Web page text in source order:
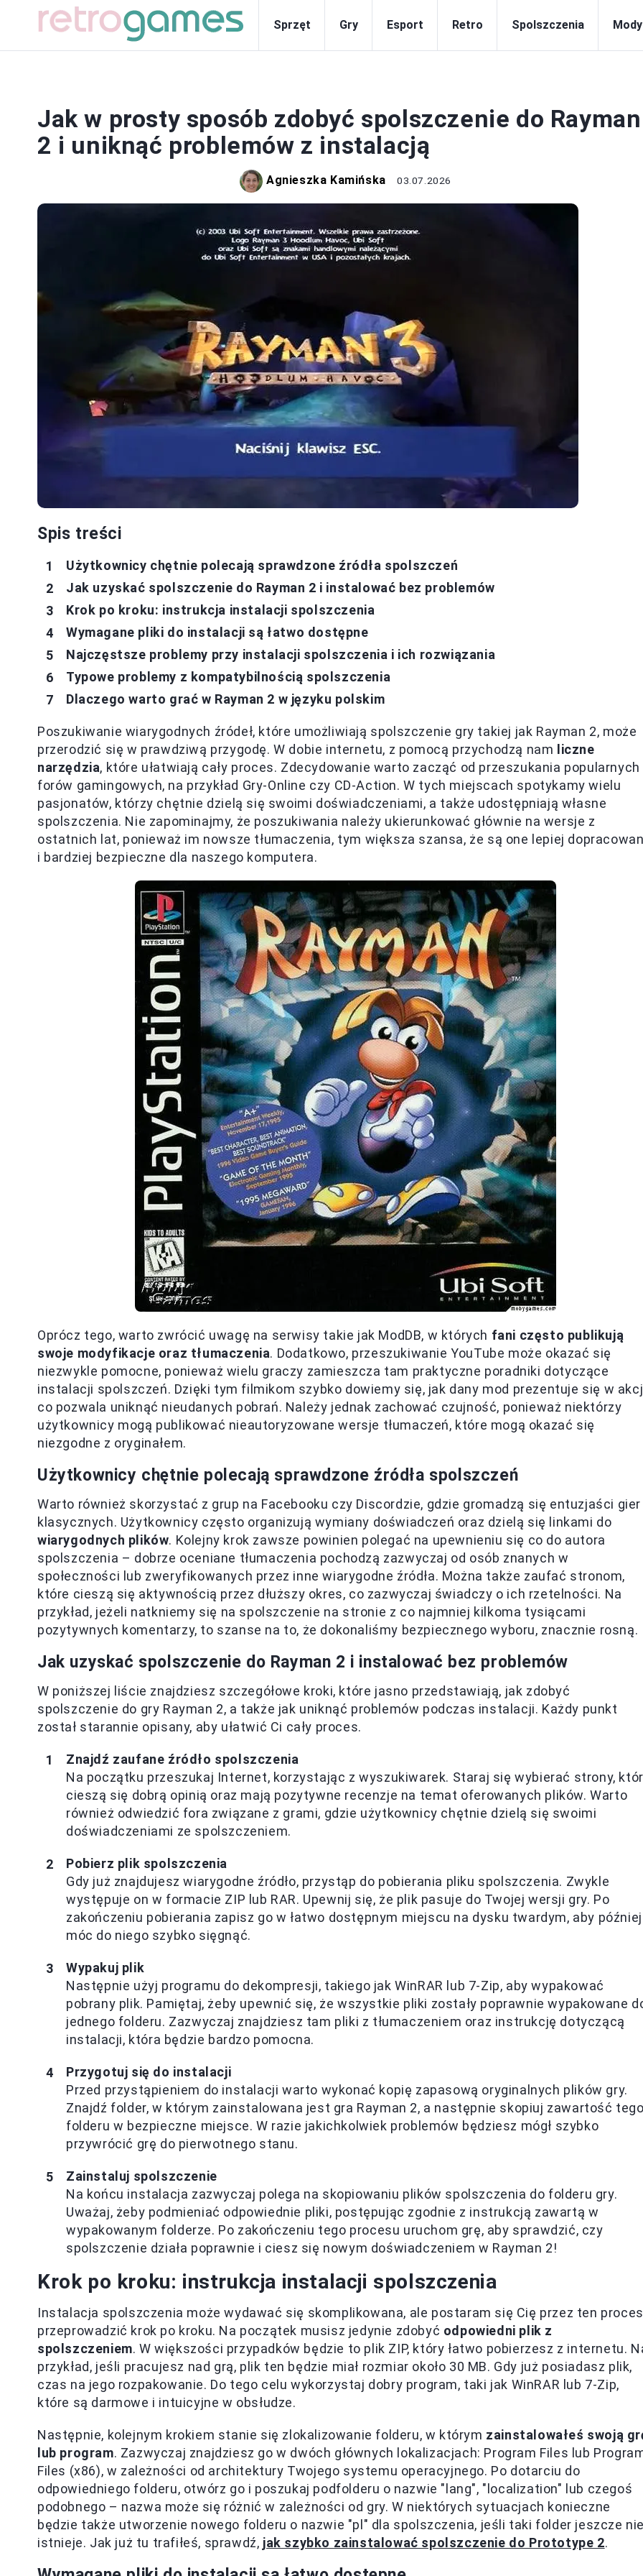
Sprzęt Gry Esport Retro Spolszczenia Mody
Jak w prosty sposób zdobyć spolszczenie do Rayman
2 i uniknąć problemów z instalacją
Agnieszka Kamińska 03.07.2026
Spis treści
Użytkownicy chętnie polecają sprawdzone źródła spolszczeń
Jak uzyskać spolszczenie do Rayman 2 i instalować bez problemów
Krok po kroku: instrukcja instalacji spolszczenia
Wymagane pliki do instalacji są łatwo dostępne
Najczęstsze problemy przy instalacji spolszczenia i ich rozwiązania
Typowe problemy z kompatybilnością spolszczenia
Dlaczego warto grać w Rayman 2 w języku polskim
Poszukiwanie wiarygodnych źródeł, które umożliwiają spolszczenie gry takiej jak Rayman 2, może
przerodzić się w prawdziwą przygodę. W dobie internetu, z pomocą przychodzą nam
liczne
narzędzia, które ułatwiają cały proces. Zdecydowanie warto zacząć od przeszukania popularnych
forów gamingowych, na przykład Gry-Online czy CD-Action. W tych miejscach spotykamy wielu
pasjonatów, którzy chętnie dzielą się swoimi doświadczeniami, a także udostępniają własne
spolszczenia. Nie zapominajmy, że poszukiwania należy ukierunkować głównie na wersje z
ostatnich lat, ponieważ im nowsze tłumaczenia, tym większa szansa, że są one lepiej
i bardziej bezpieczne dla naszego komputera.
Oprócz tego, warto zwrócić uwagę na serwisy takie jak ModDB, w których fani często publikują
swoje modyfikacje oraz tłumaczenia. Dodatkowo, przeszukiwanie YouTube może okazać się
niezwykle pomocne, ponieważ wielu graczy zamieszcza tam praktyczne poradniki dotyczące
instalacji spolszczeń. Dzięki tym filmikom szybko dowiemy się, jak dany mod prezentuje się w
co pozwala uniknąć nieudanych pobrań. Należy jednak zachować czujność, ponieważ niektórzy
użytkownicy mogą publikować nieautoryzowane wersje tłumaczeń, które mogą okazać się
niezgodne z oryginałem.
Użytkownicy chętnie polecają sprawdzone źródła spolszczeń
Warto również skorzystać z grup na Facebooku czy Discordzie, gdzie gromadzą się entuzjaści gier
klasycznych. Użytkownicy często organizują wymiany doświadczeń oraz dzielą się linkami do
wiarygodnych plików. Kolejny krok zawsze powinien polegać na upewnieniu się co do autora
spolszczenia – dobrze oceniane tłumaczenia pochodzą zazwyczaj od osób znanych w
społeczności lub zweryfikowanych przez inne wiarygodne źródła. Można także zaufać stronom,
które cieszą się aktywnością przez dłuższy okres, co zazwyczaj świadczy o ich rzetelności. Na
przykład, jeżeli natkniemy się na spolszczenie na stronie z co najmniej kilkoma tysiącami
pozytywnych komentarzy, to szanse na to, że dokonaliśmy bezpiecznego wyboru, znacznie rosną.
Jak uzyskać spolszczenie do Rayman 2 i instalować bez problemów
W poniższej liście znajdziesz szczegółowe kroki, które jasno przedstawiają, jak zdobyć
spolszczenie do gry Rayman 2, a także jak uniknąć problemów podczas instalacji. Każdy punkt
został starannie opisany, aby ułatwić Ci cały proces.
Znajdź zaufane źródło spolszczenia
Na początku przeszukaj Internet, korzystając z wyszukiwarek. Staraj się wybierać strony,
cieszą się dobrą opinią oraz mają pozytywne recenzje na temat oferowanych plików. Warto
również odwiedzić fora związane z grami, gdzie użytkownicy chętnie dzielą się swoimi
doświadczeniami ze spolszczeniem.
Pobierz plik spolszczenia
Gdy już znajdujesz wiarygodne źródło, przystąp do pobierania pliku spolszczenia. Zwykle
występuje on w formacie ZIP lub RAR. Upewnij się, że plik pasuje do Twojej wersji gry. Po
zakończeniu pobierania zapisz go w łatwo dostępnym miejscu na dysku twardym, aby później
móc do niego szybko sięgnąć.
Wypakuj plik
Następnie użyj programu do dekompresji, takiego jak WinRAR lub 7-Zip, aby wypakować
pobrany plik. Pamiętaj, żeby upewnić się, że wszystkie pliki zostały poprawnie wypakowane
jednego folderu. Zazwyczaj znajdziesz tam pliki z tłumaczeniem oraz instrukcję dotyczącą
instalacji, która będzie bardzo pomocna.
Przygotuj się do instalacji
Przed przystąpieniem do instalacji warto wykonać kopię zapasową oryginalnych plików gry.
Znajdź folder, w którym zainstalowana jest gra Rayman 2, a następnie skopiuj zawartość
folderu w bezpieczne miejsce. W razie jakichkolwiek problemów będziesz mógł szybko
przywrócić grę do pierwotnego stanu.
Zainstaluj spolszczenie
Na końcu instalacja zazwyczaj polega na skopiowaniu plików spolszczenia do folderu gry.
Uważaj, żeby podmieniać odpowiednie pliki, postępując zgodnie z instrukcją zawartą w
wypakowanym folderze. Po zakończeniu tego procesu uruchom grę, aby sprawdzić, czy
spolszczenie działa poprawnie i ciesz się nowym doświadczeniem w Rayman 2!
Krok po kroku: instrukcja instalacji spolszczenia
Instalacja spolszczenia może wydawać się skomplikowana, ale postaram się Cię przez ten proces
przeprowadzić krok po kroku. Na początek musisz jedynie zdobyć odpowiedni plik z
spolszczeniem. W większości przypadków będzie to plik ZIP, który łatwo pobierzesz z internetu.
przykład, jeśli pracujesz nad grą, plik ten będzie miał rozmiar około 30 MB. Gdy już posiadasz plik,
czas na jego rozpakowanie. Do tego celu wykorzystaj dobry program, taki jak WinRAR lub 7-Zip,
które są darmowe i intuicyjne w obsłudze.
Następnie, kolejnym krokiem stanie się zlokalizowanie folderu, w którym zainstalowałeś swoją
lub program. Zazwyczaj znajdziesz go w dwóch głównych lokalizacjach: Program Files lub
Files (x86), w zależności od architektury Twojego systemu operacyjnego. Po dotarciu do
odpowiedniego folderu, otwórz go i poszukaj podfolderu o nazwie "lang", "localization" lub czegoś
podobnego – nazwa może się różnić w zależności od gry. W niektórych sytuacjach konieczne
będzie także utworzenie nowego folderu o nazwie "pl" dla spolszczenia, jeśli taki folder jeszcze
istnieje. Jak już tu trafiłeś, sprawdź, jak szybko zainstalować spolszczenie do Prototype 2.